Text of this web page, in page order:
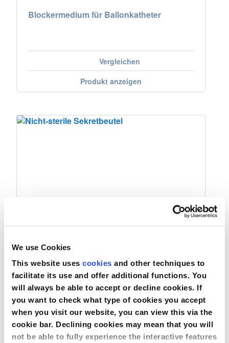
We use Cookies
This website uses cookies and other techniques to
facilitate its use and offer additional functions. You
will always be able to accept or decline cookies. If
you want to check what type of cookies you accept
when you visit our website, you can view this via the
cookie bar. Declining cookies may mean that you will
not be able to fully experience the interactive features
Blockermedium für Ballonkatheter
Vergleichen
Produkt anzeigen
Vergleichen
Produkt anzeigen